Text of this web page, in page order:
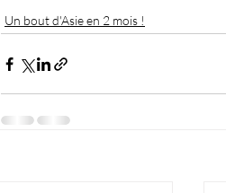
Un bout d'Asie en 2 mois !